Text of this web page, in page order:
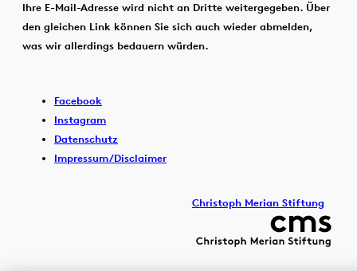
Ihre E-Mail-Adresse wird nicht an Dritte weitergegeben. Über
den gleichen Link können Sie sich auch wieder abmelden,
was wir allerdings bedauern würden.
Facebook
Instagram
Datenschutz
Impressum/Disclaimer
Christoph Merian Stiftung